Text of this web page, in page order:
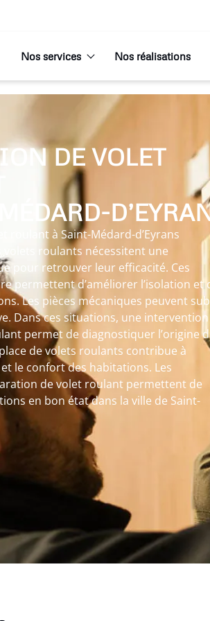
Nos services Nos réalisations
DE VOLET
roulant à Saint-Médard-d’Eyrans
roulants nécessitent une
pour retrouver leur efficacité. Ces
permettent d’améliorer l’isolation et
Les pièces mécaniques peuvent
Dans ces situations, une
permet de diagnostiquer l’origine
de volets roulants contribue à
le confort des habitations. Les
de volet roulant permettent de
en bon état dans la ville de Saint-